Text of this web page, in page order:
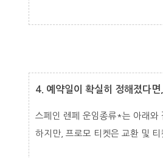
4. 예약일이 확실히 정해졌다
스페인 렌페 운임종류*는 아래와
하지만, 프로모 티켓은 교환 및